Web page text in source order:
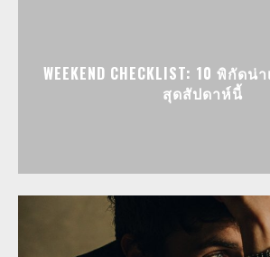
WEEKEND CHECKLIST: 10 พิกัด
สุดสัปดาห์นี้